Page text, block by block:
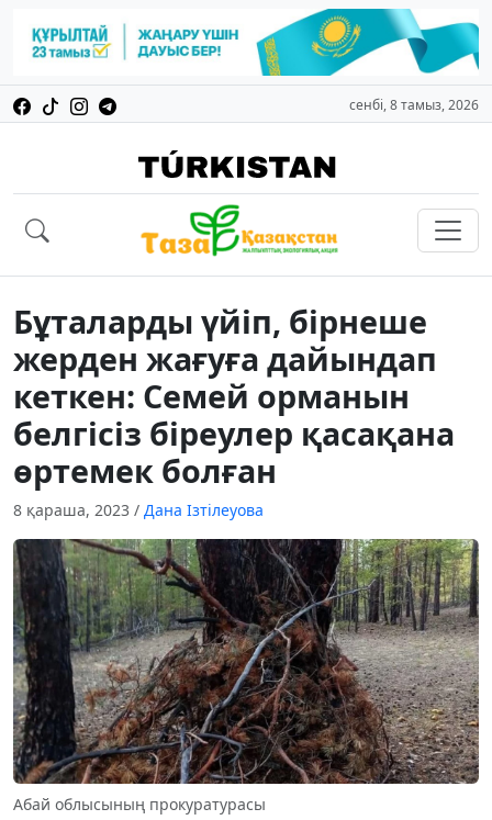
сенбі, 8 тамыз, 2026
Бұталарды үйіп, бірнеше
жерден жағуға дайындап
кеткен: Семей орманын
белгісіз біреулер қасақана
өртемек болған
8 қараша, 2023 / Дана Ізтілеуова
Абай облысының прокуратурасы